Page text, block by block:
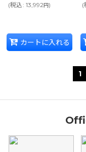
(税込: 13,992円)
カートに入れる
(
1